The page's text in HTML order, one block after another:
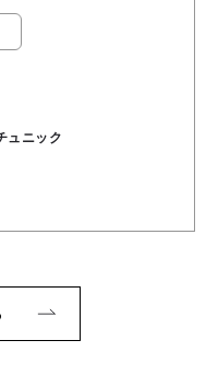
安心感もありつつスッキ
リウレタン3％
ュニック